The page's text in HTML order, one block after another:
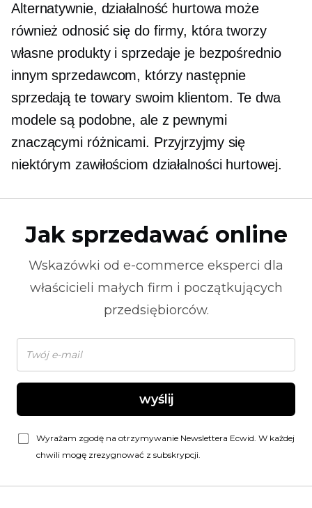
Alternatywnie, działalność hurtowa może
również odnosić się do firmy, która tworzy
własne produkty i sprzedaje je bezpośrednio
innym sprzedawcom, którzy następnie
sprzedają te towary swoim klientom. Te dwa
modele są podobne, ale z pewnymi
znaczącymi różnicami. Przyjrzyjmy się
niektórym zawiłościom działalności hurtowej.
Jak sprzedawać online
Wskazówki od e-commerce eksperci dla
właścicieli małych firm i początkujących
przedsiębiorców.
wyślij
Wyrażam zgodę na otrzymywanie Newslettera Ecwid. W każdej
chwili mogę zrezygnować z subskrypcji.